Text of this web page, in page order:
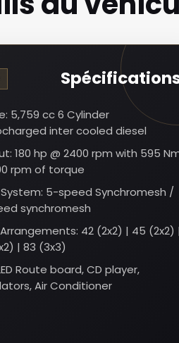
5,759 cc 6 Cylinder
inter cooled diesel
180 hp @ 2400 rpm with 595
rpm of torque
5-speed Synchromesh /
synchromesh
42 (2x2) | 45 (2x2) |
| 83 (3x3)
Route board, CD player,
Air Conditioner